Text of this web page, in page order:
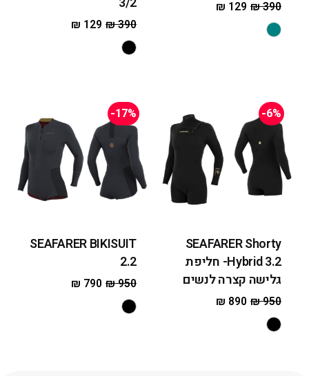
₪390
₪ 129
₪390
₪ 129
-6%
SEAFARER Shorty
Hybrid 3.2- חליפת
גלישה קצרה לנשים
₪950
₪ 890
-17%
SEAFARER BIKISUIT
2.2
₪950
₪ 790